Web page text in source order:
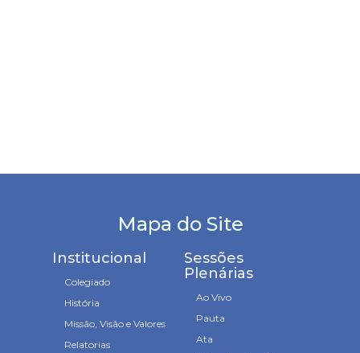
Mapa do Site
Institucional
Colegiado
História
Missão, Visão e Valores
Relatorias
Sessões
Plenárias
Ao Vivo
Pauta
Ata